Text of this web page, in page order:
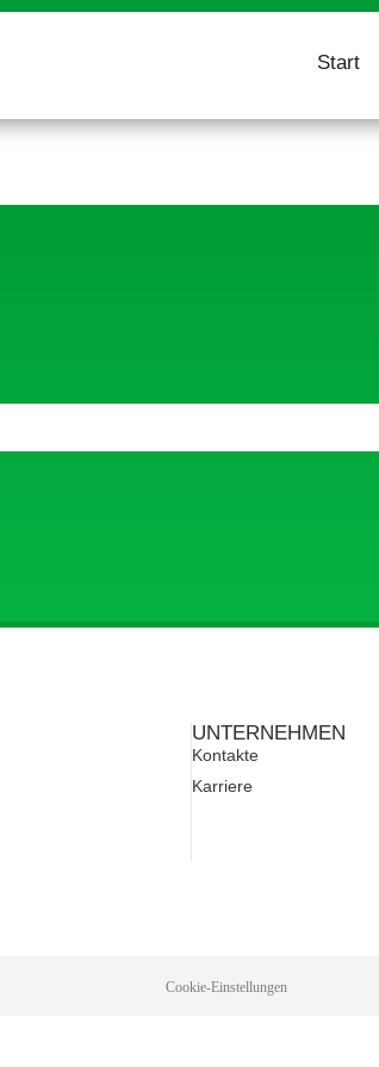
Start
UNTERNEHMEN
Kontakte
Karriere
Cookie-Einstellungen